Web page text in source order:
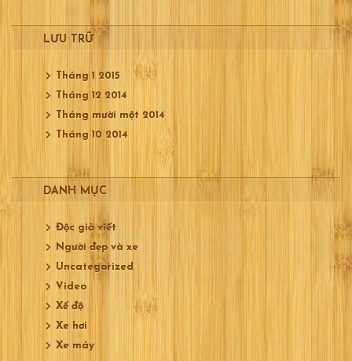
LƯU TRỮ
Tháng 1 2015
Tháng 12 2014
Tháng mười một 2014
Tháng 10 2014
DANH MỤC
Độc giả viết
Người đẹp và xe
Uncategorized
Video
Xế độ
Xe hơi
Xe máy